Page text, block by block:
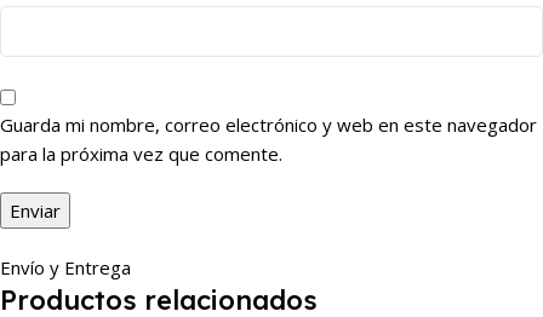
Guarda mi nombre, correo electrónico y web en este navegador
para la próxima vez que comente.
Envío y Entrega
Productos relacionados